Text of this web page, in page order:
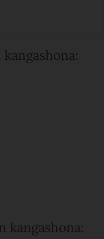
kangashona: